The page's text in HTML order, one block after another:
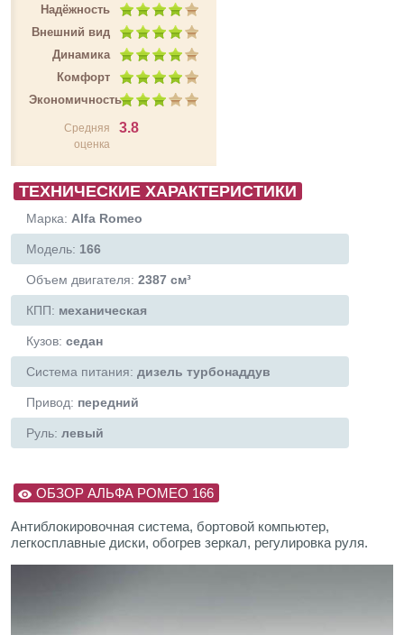
Надёжность
Внешний вид
Динамика
Комфорт
Экономичность
Средняя
оценка
3.8
ТЕХНИЧЕСКИЕ ХАРАКТЕРИСТИКИ
Марка: Alfa Romeo
Модель: 166
Объем двигателя: 2387 см³
КПП: механическая
Кузов: седан
Система питания: дизель турбонаддув
Привод: передний
Руль: левый
ОБЗОР АЛЬФА РОМЕО 166
Антиблокировочная система, бортовой компьютер,
легкосплавные диски, обогрев зеркал, регулировка руля.